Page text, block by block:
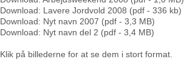
Download: Lavere Jordvold 2008 (pdf - 336 kb)
Download: Nyt navn 2007 (pdf - 3,3 MB)
Download: Nyt navn del 2 (pdf - 3,4 MB)
Klik på billederne for at se dem i stort format.